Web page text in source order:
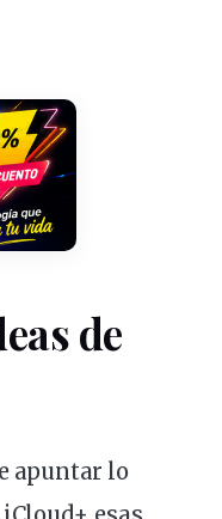
de
apuntar lo